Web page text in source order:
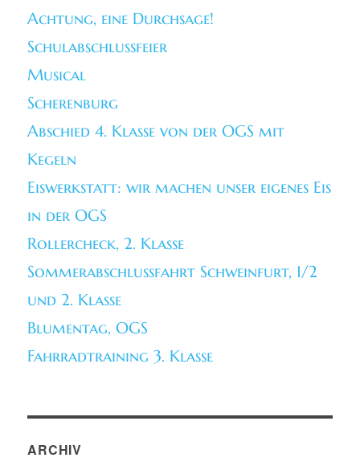
Achtung, eine Durchsage!
Schulabschlussfeier
Musical
Scherenburg
Abschied 4. Klasse von der OGS mit
Kegeln
Eiswerkstatt: wir machen unser eigenes Eis
in der OGS
Rollercheck, 2. Klasse
Sommerabschlussfahrt Schweinfurt, 1/2
und 2. Klasse
Blumentag, OGS
Fahrradtraining 3. Klasse
ARCHIV